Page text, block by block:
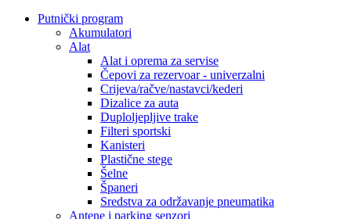
Putnički program
Akumulatori
Alat
Alat i oprema za servise
Čepovi za rezervoar - univerzalni
Crijeva/račve/nastavci/kederi
Dizalice za auta
Duploljepljive trake
Filteri sportski
Kanisteri
Plastične stege
Šelne
Španeri
Sredstva za održavanje pneumatika
Antene i parking senzori